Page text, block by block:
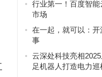
行业第一！百度智
市场
在一起，就可以：开
事
云深处科技亮相
足机器人打造电力